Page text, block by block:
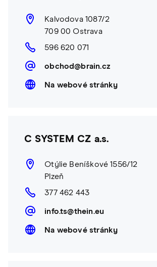
Kalvodova 1087/2
709 00 Ostrava
596 620 071
obchod@brain.cz
Na webové stránky
C SYSTEM CZ a.s.
Otýlie Beníškové 1556/12
Plzeň
377 462 443
info.ts@thein.eu
Na webové stránky